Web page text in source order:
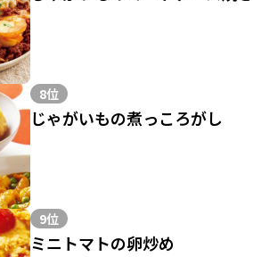
8位
じゃがいもの煮っころがし
9位
ミニトマトの卵炒め